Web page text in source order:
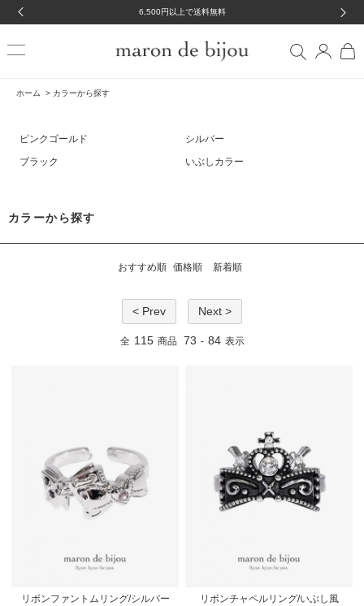
6,500円以上で送料無料
ホーム > カラーから探す
ピンクゴールド
シルバー
ブラック
いぶしカラー
カラーから探す
おすすめ順 価格順 新着順
< Prev Next >
全 115 商品 73 - 84 表示
リボンファントムリング/シルバー
リボンチャペルリング/いぶし風